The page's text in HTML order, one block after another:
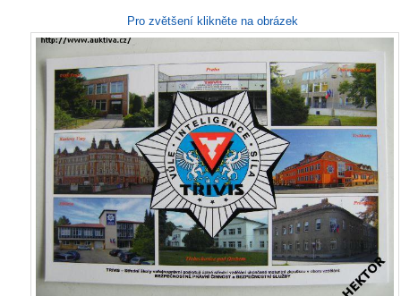
Pro zvětšení klikněte na obrázek